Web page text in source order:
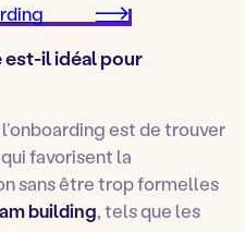
est-il idéal pour
est de trouver
favorisent la
sans être trop formelles
building, tels que les